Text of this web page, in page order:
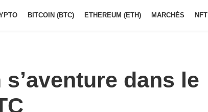
BITCOIN (BTC) ETHEREUM (ETH) MARCHÉS NFT
dans le